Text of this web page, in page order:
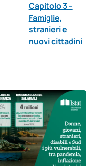
Capitolo 3 –
Famiglie,
stranieri e
nuovi cittadini